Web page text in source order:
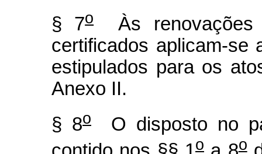
§ 7oÀs renovações
certificados aplicam-se
estipulados para os
Anexo II.
§ 8o
O disposto no
o o